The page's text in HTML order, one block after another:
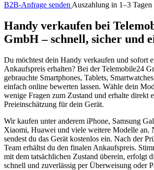
B2B-Anfrage senden Auszahlung in 1–3 Tagen
Handy verkaufen bei
GmbH – schnell, sicher und
Du möchtest dein Handy verkaufen und sofort
Ankaufspreis erhalten? Bei der Telemobile24
gebrauchte Smartphones, Tablets,
einfach online bewerten lassen. Wähle dein
wenige Fragen zum Zustand und erhalte direkt
Preieinschätzung für dein Gerät.
Wir kaufen unter anderem iPhone, Samsung
Xiaomi, Huawei und viele weitere Modelle an.
sendest du das Gerät kostenlos ein. Nach der
Team erhältst du den finalen Ankaufspreis.
mit dem tatsächlichen Zustand überein, erfolgt
schnell und zuverlässig per Überweisung oder